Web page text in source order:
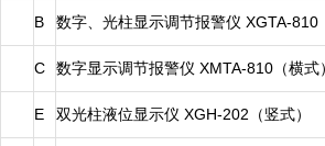
B 数字、光柱显示调节报警仪 XGTA-810
C 数字显示调节报警仪 XMTA-810（横式
E 双光柱液位显示仪 XGH-202（竖式）